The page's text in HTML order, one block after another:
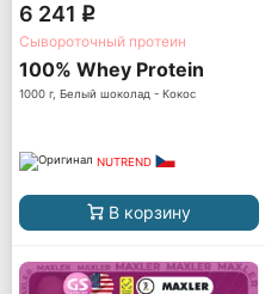
6 241 q
Сывороточный протеин
100% Whey Protein
1000 г, Белый шоколад - Кокос
NUTREND
В корзину